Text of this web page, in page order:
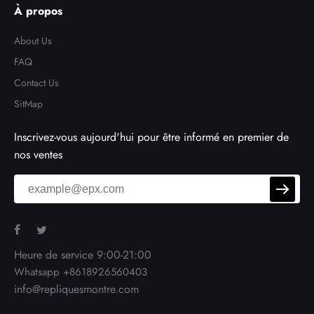
À propos
About Us
FAQ
Contact Us
SitMap
Inscrivez-vous aujourd'hui pour être informé en premier de
nos ventes
Heure de service 9:00-21:00
Whatsapp +8618926560403
info@repliquesmontre.com